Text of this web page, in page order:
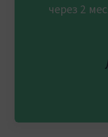
через 2